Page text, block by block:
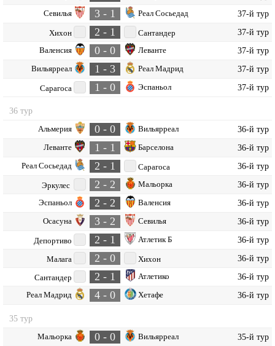
Севилья 3 - 1 Реал Сосьедад 37-й тур
Хихон 2 - 1 Сантандер 37-й тур
Валенсия 0 - 0 Леванте 37-й тур
Вильярреал 1 - 3 Реал Мадрид 37-й тур
Сарагоса 1 - 0 Эспаньол 37-й тур
36 тур
Альмерия 0 - 0 Вильярреал 36-й тур
Леванте 1 - 1 Барселона 36-й тур
Реал Сосьедад 2 - 1 Сарагоса 36-й тур
Эркулес 2 - 2 Мальорка 36-й тур
Эспаньол 2 - 2 Валенсия 36-й тур
Осасуна 3 - 2 Севилья 36-й тур
Депортиво 2 - 1 Атлетик Б 36-й тур
Малага 2 - 0 Хихон 36-й тур
Сантандер 2 - 1 Атлетико 36-й тур
Реал Мадрид 4 - 0 Хетафе 36-й тур
35 тур
Мальорка 0 - 0 Вильярреал 35-й тур